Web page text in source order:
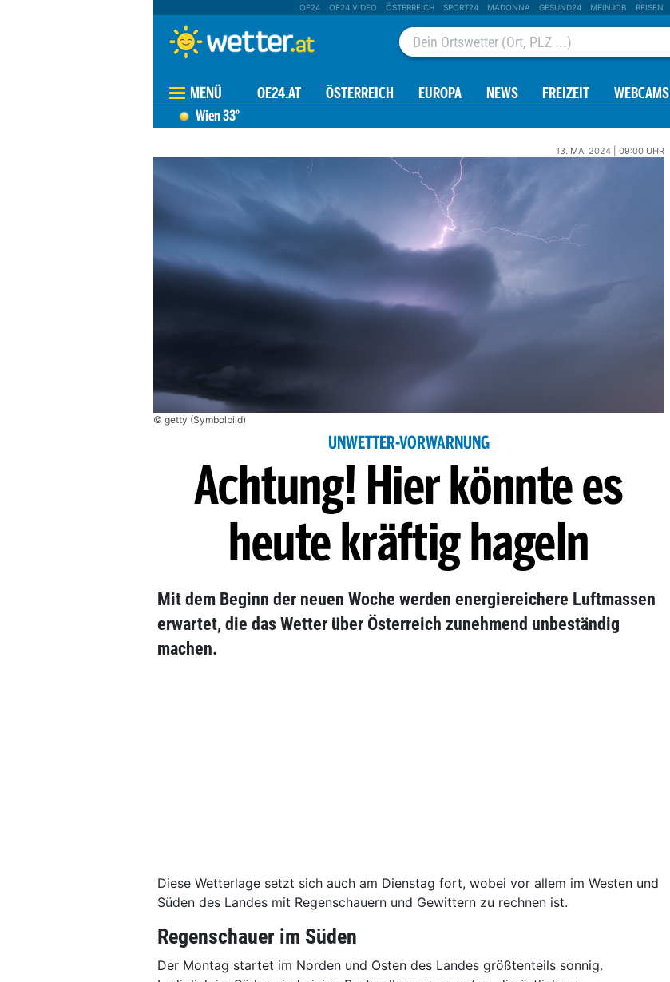
OE24 OE24 VIDEO ÖSTERREICH SPORT24 MADONNA GESUND24 MEINJOB REISEN
MENÜ OE24.AT ÖSTERREICH EUROPA NEWS FREIZEIT WEBCAMS
Wien33°
13. MAI 2024 | 09:00 UHR
© getty (Symbolbild)
UNWETTER-VORWARNUNG
Achtung! Hier könnte es
heute kräftig hageln
Mit dem Beginn der neuen Woche werden energiereichere Luftmassen
erwartet, die das Wetter über Österreich zunehmend unbeständig
machen.
Diese Wetterlage setzt sich auch am Dienstag fort, wobei vor allem im Westen und
Süden des Landes mit Regenschauern und Gewittern zu rechnen ist.
Regenschauer im Süden
Der Montag startet im Norden und Osten des Landes größtenteils sonnig.